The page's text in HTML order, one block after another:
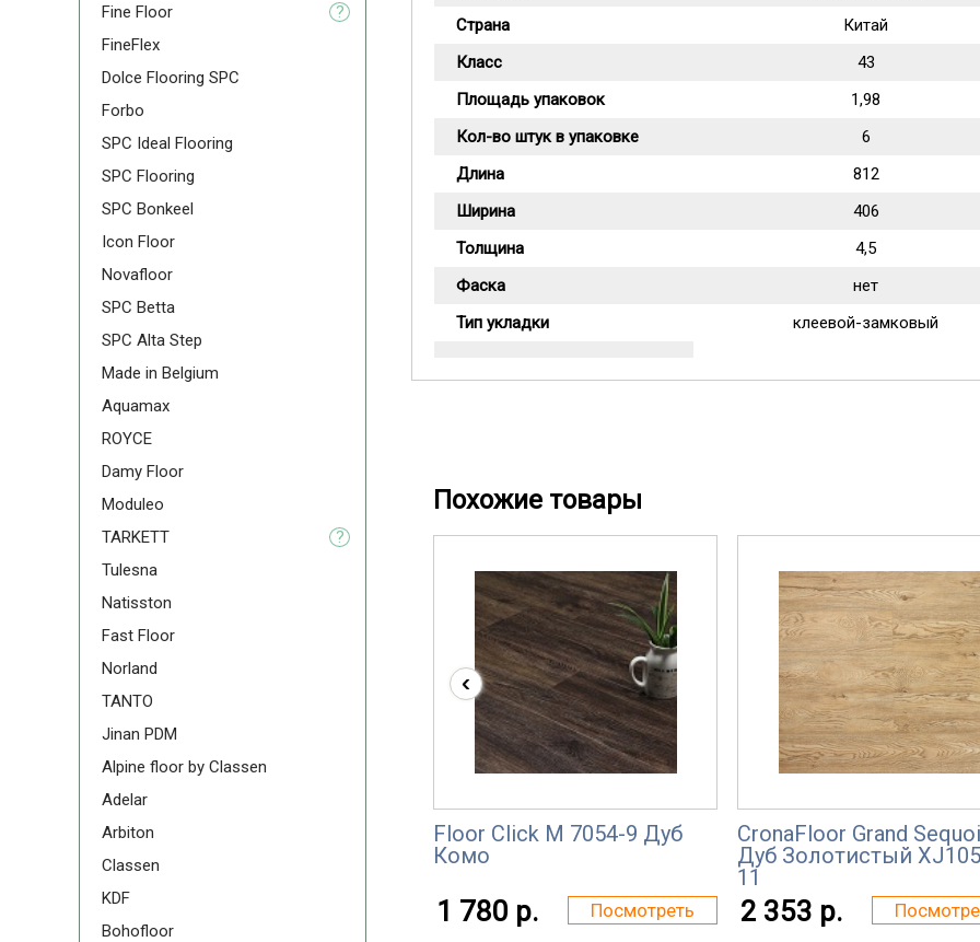
Страна
Китай
Класс
43
Площадь упаковок
1,98
Кол-во штук в упаковке
6
Длина
812
Ширина
406
Толщина
4,5
Фаска
нет
Тип укладки
клеевой-замковый
Похожие товары
Floor Click М 7054-9 Дуб
Комо
1 780 р. Посмотреть
CronaFloor Grand
Дуб Золотистый
11
2 353 р.
‹
Fine Floor
?
FineFlex
Dolce Flooring SPC
Forbo
SPC Ideal Flooring
SPC Flooring
SPC Bonkeel
Icon Floor
Novafloor
SPC Betta
SPC Alta Step
Made in Belgium
Aquamax
ROYCE
Damy Floor
Moduleo
TARKETT
?
Tulesna
Natisston
Fast Floor
Norland
TANTO
Jinan PDM
Alpine floor by Classen
Adelar
Arbiton
Classen
KDF
Bohofloor